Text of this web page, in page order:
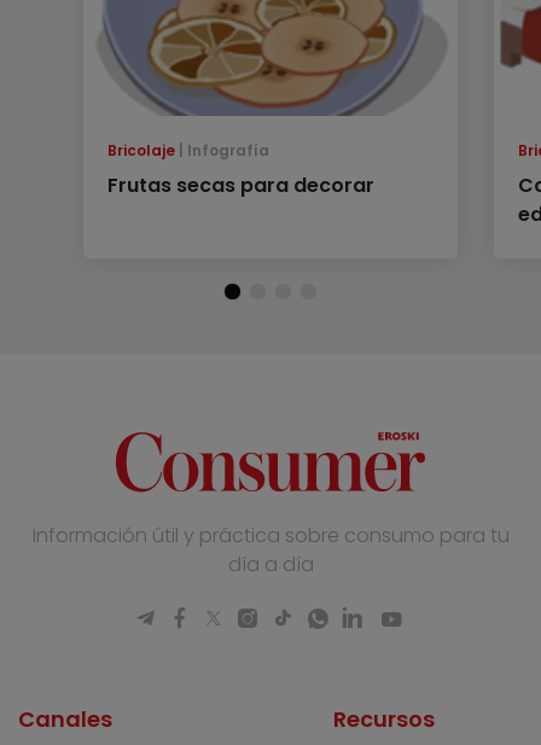
Bricolaje Infografía
Frutas secas para decorar
Información útil y práctica sobre consumo para tu
día a día
Canales Recursos